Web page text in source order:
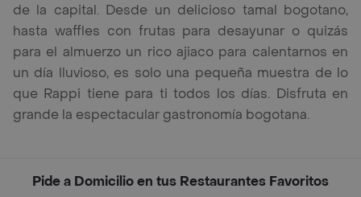
de la capital. Desde un delicioso tamal bogotano,
hasta waffles con frutas para desayunar o quizás
para el almuerzo un rico ajiaco para calentarnos en
un día lluvioso, es solo una pequeña muestra de lo
que Rappi tiene para ti todos los días. Disfruta en
grande la espectacular gastronomía bogotana.
Pide a Domicilio en tus Restaurantes Favoritos